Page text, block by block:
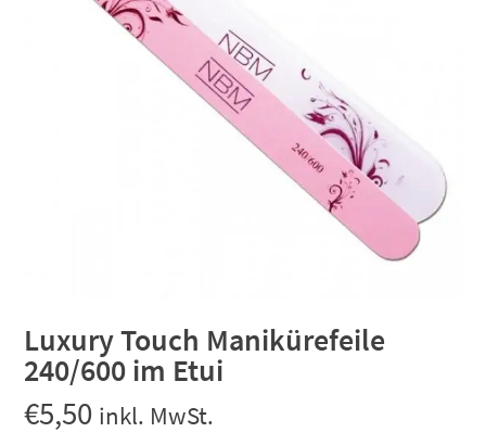
Luxury Touch Manikürefeile
240/600 im Etui
€5,50 inkl. MwSt.